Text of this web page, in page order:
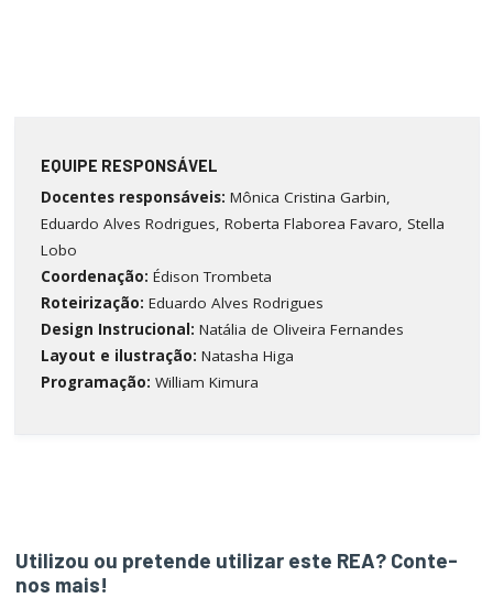
EQUIPE RESPONSÁVEL
Docentes responsáveis: Mônica Cristina Garbin,
Eduardo Alves Rodrigues, Roberta Flaborea Favaro, Stella
Lobo
Coordenação: Édison Trombeta
Roteirização: Eduardo Alves Rodrigues
Design Instrucional: Natália de Oliveira Fernandes
Layout e ilustração: Natasha Higa
Programação: William Kimura
Utilizou ou pretende utilizar este REA? Conte-
nos mais!